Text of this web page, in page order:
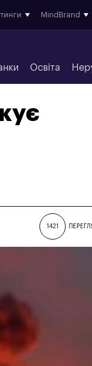
MindBrand
Освіта
1421